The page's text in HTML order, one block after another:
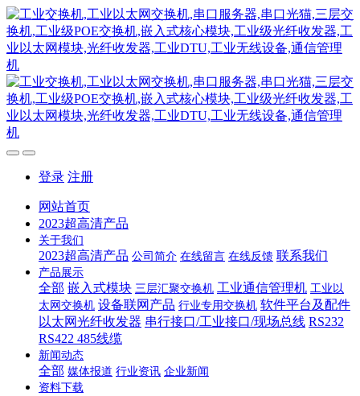
登录 注册
网站首页
2023超高清产品
关于我们
2023超高清产品 公司简介 在线留言 在线反馈 联系我们
产品展示
全部 嵌入式模块 三层汇聚交换机 工业通信管理机 工业以
太网交换机 设备联网产品 行业专用交换机 软件平台及配件
以太网光纤收发器 串行接口/工业接口/现场总线 RS232
RS422 485线缆
新闻动态
全部 媒体报道 行业资讯 企业新闻
资料下载